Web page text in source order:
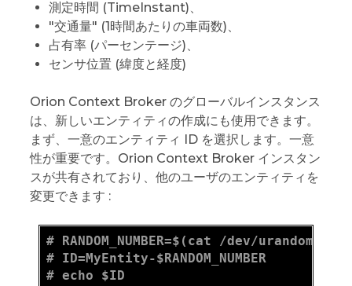
測定時間 (TimeInstant)、
"交通量" (1時間あたりの車両数)、
占有率 (パーセンテージ)、
センサ位置 (緯度と経度)
Orion Context Broker のグローバルインスタンス
は、新しいエンティティの作成にも使用できます。
まず、一意のエンティティ ID を選択します。一意
性が重要です。Orion Context Broker インスタン
スが共有されており、他のユーザのエンティティを
変更できます :
# RANDOM_NUMBER=$(cat /dev/
# ID=MyEntity-$RANDOM_NUMBER
# echo $ID